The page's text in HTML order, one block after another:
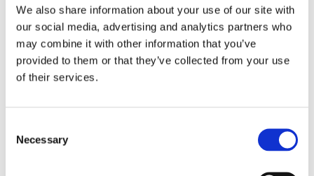
We also share information about your use of our site with
our social media, advertising and analytics partners who
may combine it with other information that you’ve
provided to them or that they’ve collected from your use
of their services.
Selection
Necessary
Lägg till i favoriter